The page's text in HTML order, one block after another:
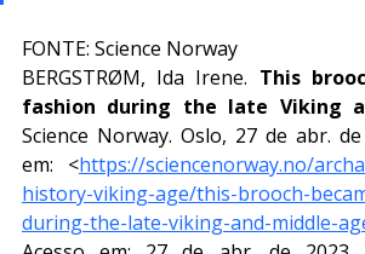
FONTE: Science Norway
BERGSTRØM, Ida Irene. This
fashion during the late Viking
Science Norway. Oslo, 27 de abr.
em: <https://sciencenorway.no/
history-viking-age/this-brooch-
during-the-late-viking-and-middle-